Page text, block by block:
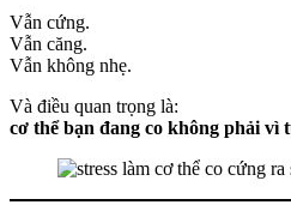
Vẫn cứng.
Vẫn căng.
Vẫn không nhẹ.
Và điều quan trọng là:
cơ thể bạn đang co không phải vì